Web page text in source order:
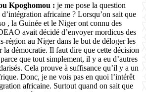
Kpoghomou : je me pose la question
africaine ? Lorsqu’on sait que
, la Guinée et le Niger ont connu des
avait décidé d’envoyer mordicus des
région au Niger dans le but de déloger les
la démocratie. Il faut dire que cette décision
que tout simplement, il y a eu d’autres
Cela prouve à suffisance qu’il y a un
Donc, je ne vois pas en quoi l’intérêt
africaine. Surtout quand on sait que